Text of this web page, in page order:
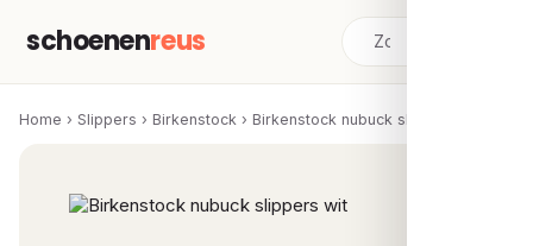
schoenenreus
Home › Slippers › Birkenstock › Birkenstock nubuck slippers wit